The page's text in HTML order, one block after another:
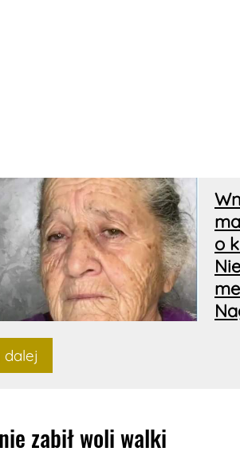
o
dalej
zabił woli walki